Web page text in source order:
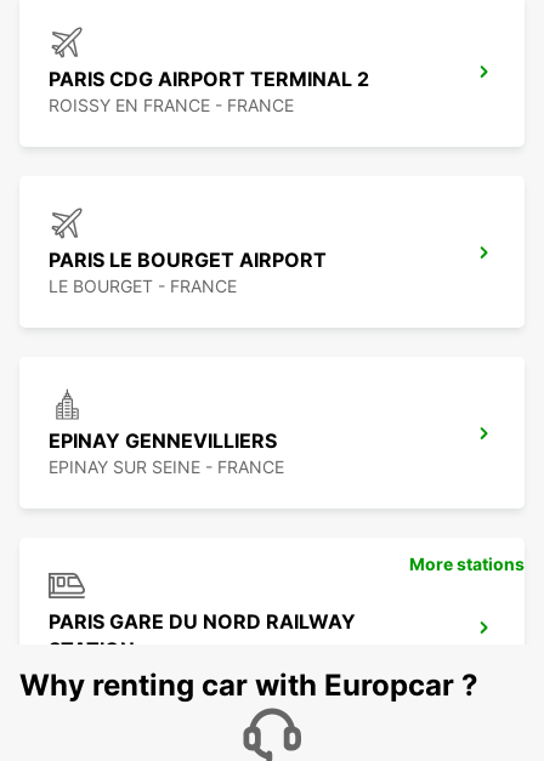
PARIS CDG AIRPORT TERMINAL 2
ROISSY EN FRANCE - FRANCE
PARIS LE BOURGET AIRPORT
LE BOURGET - FRANCE
EPINAY GENNEVILLIERS
EPINAY SUR SEINE - FRANCE
PARIS GARE DU NORD RAILWAY
STATION
PARIS - FRANCE
More stations
Why renting car with Europcar ?